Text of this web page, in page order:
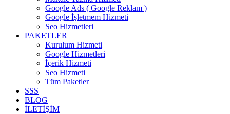
Google Ads ( Google Reklam )
Google İşletmem Hizmeti
Seo Hizmetleri
PAKETLER
Kurulum Hizmeti
Google Hizmetleri
İçerik Hizmeti
Seo Hizmeti
Tüm Paketler
SSS
BLOG
İLETİŞİM